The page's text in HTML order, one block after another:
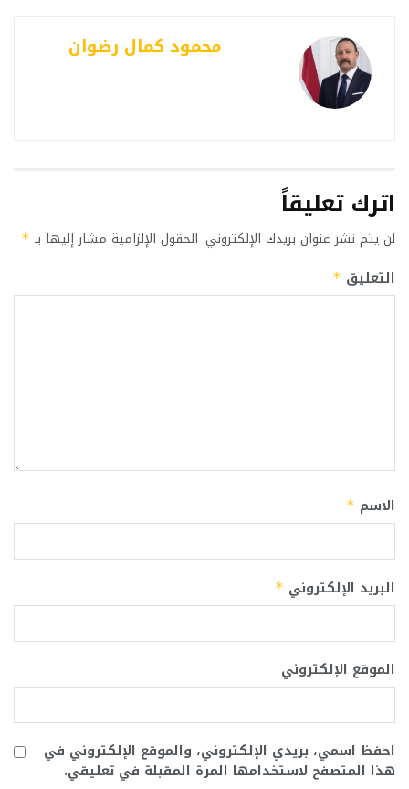
محمود كمال رضوان
اترك تعليقاً
لن يتم نشر عنوان بريدك الإلكتروني. الحقول الإلزامية مشار إليها بـ *
التعليق *
الاسم *
البريد الإلكتروني *
الموقع الإلكتروني
احفظ اسمي، بريدي الإلكتروني، والموقع الإلكتروني في
هذا المتصفح لاستخدامها المرة المقبلة في تعليقي.